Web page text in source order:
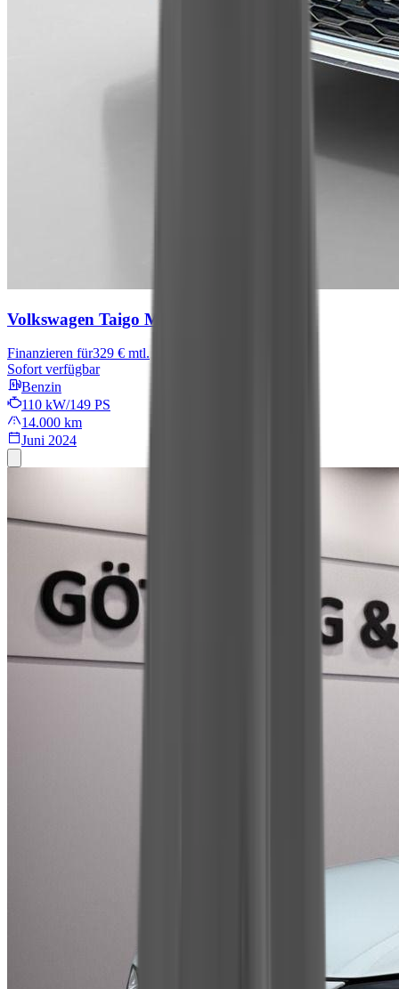
Volkswagen Taigo Move
Finanzieren für329 € mtl.
Sofort verfügbar
Benzin
110 kW/149 PS
14.000 km
Juni 2024